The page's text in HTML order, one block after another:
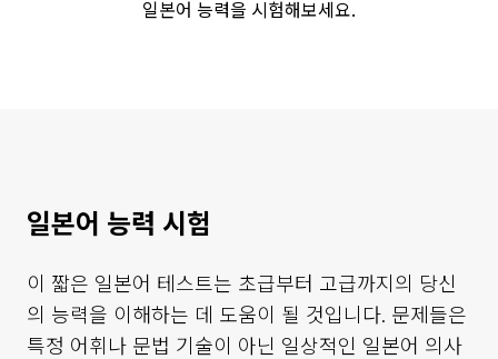
일본어 능력을 시험해보세요.
일본어 능력 시험
이 짧은 일본어 테스트는 초급부터 고급까지의 당신
의 능력을 이해하는 데 도움이 될 것입니다. 문제들은
특정 어휘나 문법 기술이 아닌 일상적인 일본어 의사